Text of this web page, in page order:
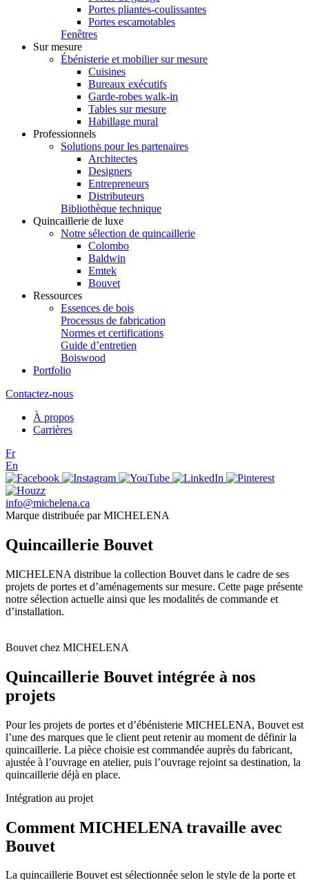
Portes pliantes-coulissantes
Portes escamotables
Fenêtres
Sur mesure
Ébénisterie et mobilier sur mesure
Cuisines
Bureaux exécutifs
Garde-robes walk-in
Tables sur mesure
Habillage mural
Professionnels
Solutions pour les partenaires
Architectes
Designers
Entrepreneurs
Distributeurs
Bibliothèque technique
Quincaillerie de luxe
Notre sélection de quincaillerie
Colombo
Baldwin
Emtek
Bouvet
Ressources
Essences de bois
Processus de fabrication
Normes et certifications
Guide d’entretien
Boiswood
Portfolio
Contactez-nous
À propos
Carrières
Fr
En
info@michelena.ca
Marque distribuée par MICHELENA
Quincaillerie Bouvet
MICHELENA distribue la collection Bouvet dans le cadre de ses
projets de portes et d’aménagements sur mesure. Cette page présente
notre sélection actuelle ainsi que les modalités de commande et
d’installation.
Bouvet chez MICHELENA
Quincaillerie Bouvet intégrée à nos
projets
Pour les projets de portes et d’ébénisterie MICHELENA, Bouvet est
l’une des marques que le client peut retenir au moment de définir la
quincaillerie. La pièce choisie est commandée auprès du fabricant,
ajustée à l’ouvrage en atelier, puis l’ouvrage rejoint sa destination, la
quincaillerie déjà en place.
Intégration au projet
Comment MICHELENA travaille avec
Bouvet
La quincaillerie Bouvet est sélectionnée selon le style de la porte et